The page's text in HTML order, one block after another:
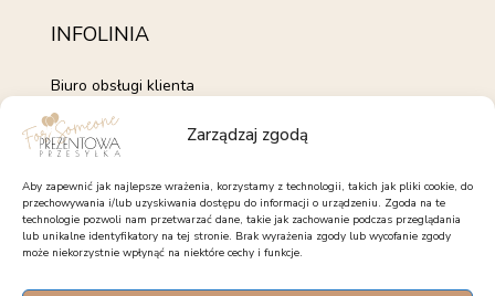
Zarządzaj zgodą
Aby zapewnić jak najlepsze wrażenia, korzystamy z technologii, takich jak pliki cookie, do
przechowywania i/lub uzyskiwania dostępu do informacji o urządzeniu. Zgoda na te
technologie pozwoli nam przetwarzać dane, takie jak zachowanie podczas przeglądania
lub unikalne identyfikatory na tej stronie. Brak wyrażenia zgody lub wycofanie zgody
może niekorzystnie wpłynąć na niektóre cechy i funkcje.
INFOLINIA
Biuro obsługi klienta
+48 735 843 843
pon. - pt. 7:00 - 15:00
kontakt@forsomeone.pl